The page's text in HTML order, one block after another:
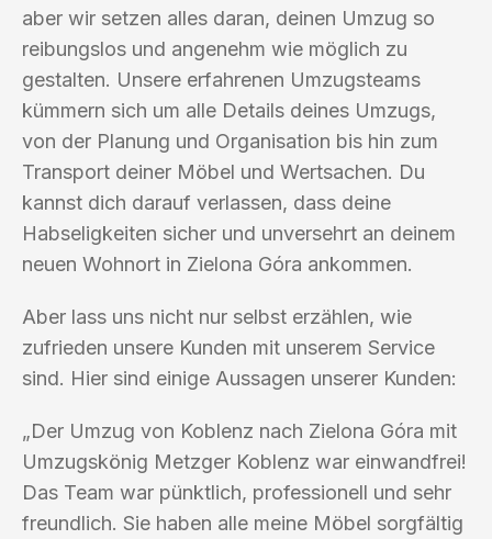
aber wir setzen alles daran, deinen Umzug so
reibungslos und angenehm wie möglich zu
gestalten. Unsere erfahrenen Umzugsteams
kümmern sich um alle Details deines Umzugs,
von der Planung und Organisation bis hin zum
Transport deiner Möbel und Wertsachen. Du
kannst dich darauf verlassen, dass deine
Habseligkeiten sicher und unversehrt an deinem
neuen Wohnort in Zielona Góra ankommen.
Aber lass uns nicht nur selbst erzählen, wie
zufrieden unsere Kunden mit unserem Service
sind. Hier sind einige Aussagen unserer Kunden:
„Der Umzug von Koblenz nach Zielona Góra mit
Umzugskönig Metzger Koblenz war einwandfrei!
Das Team war pünktlich, professionell und sehr
freundlich. Sie haben alle meine Möbel sorgfältig